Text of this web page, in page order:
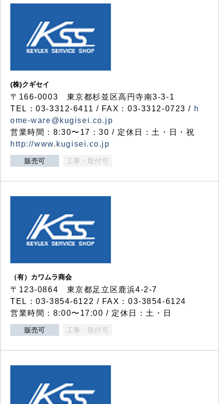
(株)クギセイ
〒166-0003 東京都杉並区高円寺南3-3-1
TEL：03-3312-6411 / FAX：03-3312-0723 / h
ome-ware@kugisei.co.jp
営業時間：8:30〜17：30 / 定休日：土・日・祝
http://www.kugisei.co.jp
販売可 工事・取付可
（有）カワムラ商会
〒123-0864 東京都足立区鹿浜4-2-7
TEL：03-3854-6122 / FAX：03-3854-6124
営業時間：8:00〜17:00 / 定休日：土・日
販売可 工事・取付可